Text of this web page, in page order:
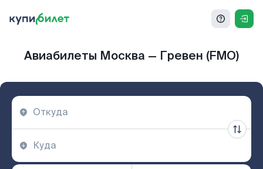
Авиабилеты Москва — Гревен (FMO)